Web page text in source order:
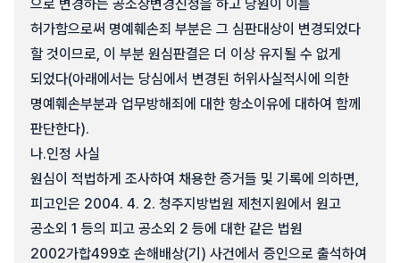
으로 변경하는 공소장변경신청을 하고 당원이 이를
허가함으로써 명예훼손죄 부분은 그 심판대상이 변경되었다
할 것이므로, 이 부분 원심판결은 더 이상 유지될 수 없게
되었다(아래에서는 당심에서 변경된 허위사실적시에 의한
명예훼손부분과 업무방해죄에 대한 항소이유에 대하여 함께
판단한다).
나.인정 사실
원심이 적법하게 조사하여 채용한 증거들 및 기록에 의하면,
피고인은 2004. 4. 2. 청주지방법원 제천지원에서 원고
공소외 1 등의 피고 공소외 2 등에 대한 같은 법원
2002가합499호 손해배상(기) 사건에서 증인으로 출석하여